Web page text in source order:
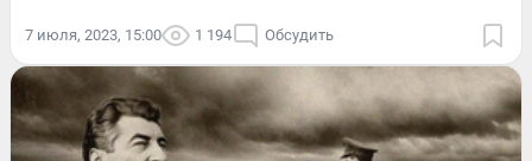
7 июля, 2023, 15:00 1 194 Обсудить